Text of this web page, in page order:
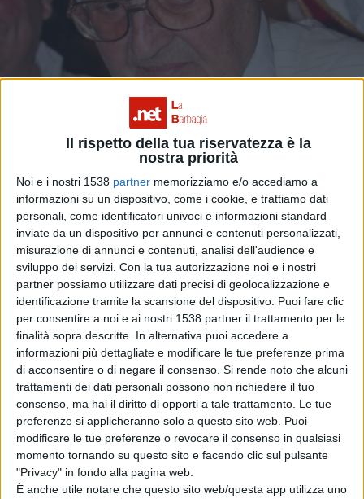
Il rispetto della tua riservatezza è la
nostra priorità
Noi e i nostri 1538 partner memorizziamo e/o accediamo a
informazioni su un dispositivo, come i cookie, e trattiamo dati
personali, come identificatori univoci e informazioni standard
inviate da un dispositivo per annunci e contenuti personalizzati,
misurazione di annunci e contenuti, analisi dell'audience e
sviluppo dei servizi. Con la tua autorizzazione noi e i nostri
partner possiamo utilizzare dati precisi di geolocalizzazione e
identificazione tramite la scansione del dispositivo. Puoi fare clic
per consentire a noi e ai nostri 1538 partner il trattamento per le
finalità sopra descritte. In alternativa puoi accedere a
informazioni più dettagliate e modificare le tue preferenze prima
di acconsentire o di negare il consenso. Si rende noto che alcuni
trattamenti dei dati personali possono non richiedere il tuo
consenso, ma hai il diritto di opporti a tale trattamento. Le tue
preferenze si applicheranno solo a questo sito web. Puoi
modificare le tue preferenze o revocare il consenso in qualsiasi
momento tornando su questo sito e facendo clic sul pulsante
"Privacy" in fondo alla pagina web.
È anche utile notare che questo sito web/questa app utilizza uno
ONIFERI. Lutto cittadino per i funerali di
don Argiolas